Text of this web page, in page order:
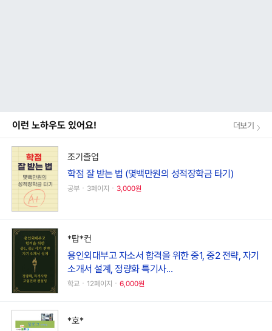
이런 노하우도 있어요! 더보기
조기졸업
학점 잘 받는 법 (몇백만원의 성적장학금 타기)
공부ㆍ3페이지ㆍ 3,000원
*탑*컨
용인외대부고 자소서 합격을 위한 중1, 중2 전략, 자기
소개서 설계, 정량화 특기사...
학교ㆍ12페이지ㆍ 6,000원
*호*